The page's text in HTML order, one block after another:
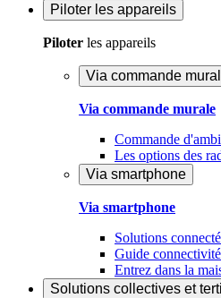
Piloter les appareils
Piloter les appareils
Via commande
Via commande murale
Commande
Les options des
Via smartphone
Via smartphone
Solutions
Guide connectivité
Entrez dans la
Solutions collectives et